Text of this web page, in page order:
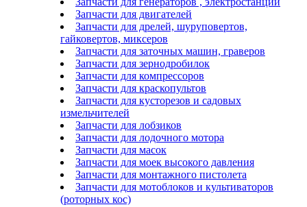
Запчасти для двигателей
Запчасти для дрелей, шуруповертов,
гайковертов, миксеров
Запчасти для заточных машин, граверов
Запчасти для зернодробилок
Запчасти для компрессоров
Запчасти для краскопультов
Запчасти для кусторезов и садовых
измельчителей
Запчасти для лобзиков
Запчасти для лодочного мотора
Запчасти для масок
Запчасти для моек высокого давления
Запчасти для монтажного пистолета
Запчасти для мотоблоков и культиваторов
(роторных кос)